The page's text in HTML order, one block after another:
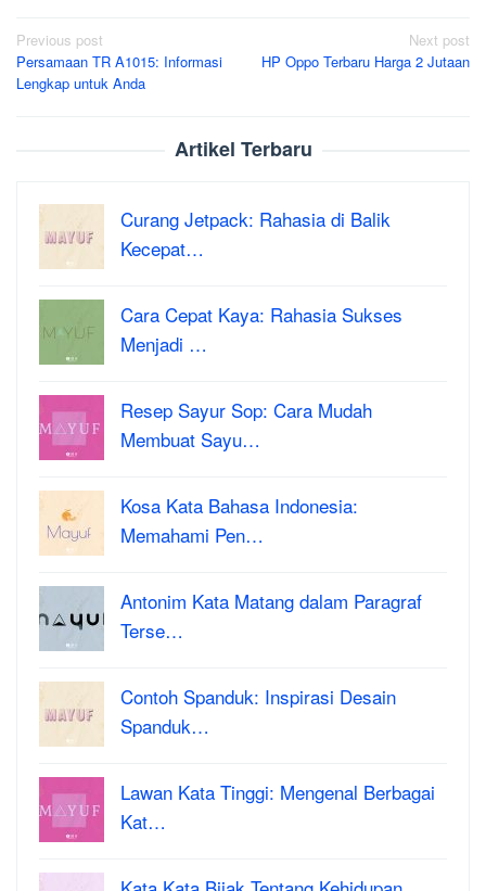
Post
navigation
Previous post
Persamaan TR A1015: Informasi
Lengkap untuk Anda
Next post
HP Oppo Terbaru Harga 2 Jutaan
Artikel Terbaru
Curang Jetpack: Rahasia di Balik
Kecepat…
Cara Cepat Kaya: Rahasia Sukses
Menjadi …
Resep Sayur Sop: Cara Mudah
Membuat Sayu…
Kosa Kata Bahasa Indonesia:
Memahami Pen…
Antonim Kata Matang dalam Paragraf
Terse…
Contoh Spanduk: Inspirasi Desain
Spanduk…
Lawan Kata Tinggi: Mengenal Berbagai
Kat…